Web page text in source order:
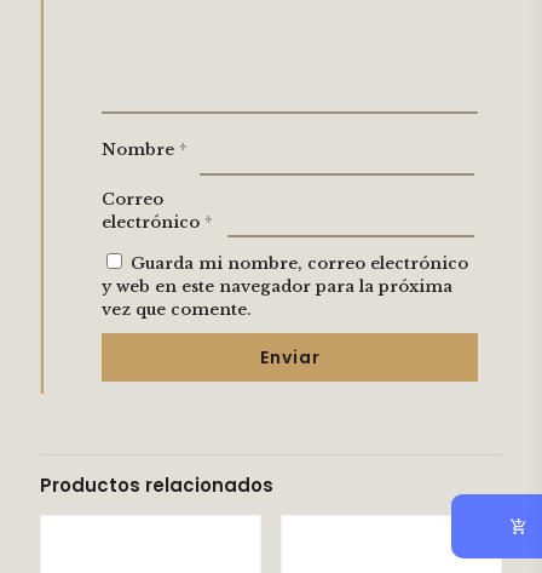
Nombre *
Correo
electrónico *
Guarda mi nombre, correo electrónico
y web en este navegador para la próxima
vez que comente.
Productos relacionados